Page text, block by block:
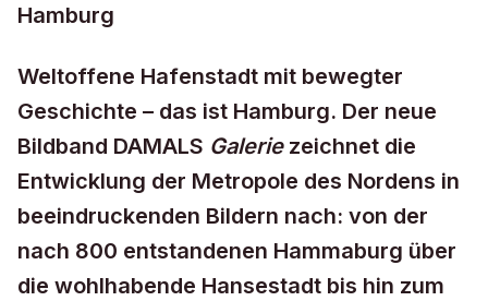
Weltoffene Hafenstadt mit bewegter
Geschichte – das ist Hamburg. Der neue
Bildband DAMALS Galerie zeichnet die
Entwicklung der Metropole des Nordens in
beeindruckenden Bildern nach: von der
nach 800 entstandenen Hammaburg über
die wohlhabende Hansestadt bis hin zum